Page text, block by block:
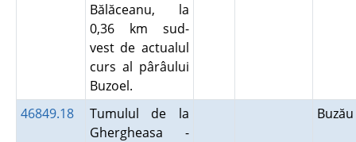
Bălăceanu, la
0,36 km sud-
vest de actualul
curs al pârâului
Buzoel.
46849.18
Tumulul de la
Ghergheasa -